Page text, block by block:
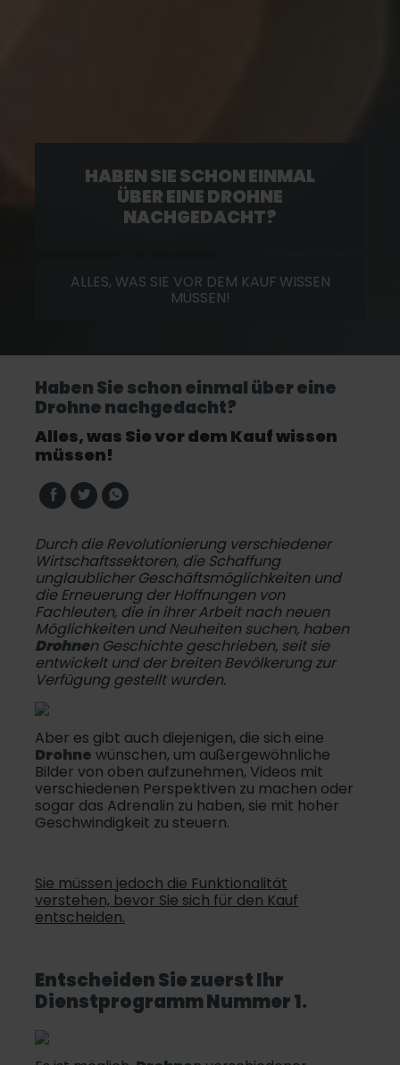
HABEN SIE SCHON EINMAL
ÜBER EINE DROHNE
NACHGEDACHT?
ALLES, WAS SIE VOR DEM KAUF WISSEN
MÜSSEN!
Haben Sie schon einmal über eine
Drohne nachgedacht?
Alles, was Sie vor dem Kauf wissen
müssen!
Durch die Revolutionierung verschiedener
Wirtschaftssektoren, die Schaffung
unglaublicher Geschäftsmöglichkeiten und
die Erneuerung der Hoffnungen von
Fachleuten, die in ihrer Arbeit nach neuen
Möglichkeiten und Neuheiten suchen, haben
Drohnen Geschichte geschrieben, seit sie
entwickelt und der breiten Bevölkerung zur
Verfügung gestellt wurden.
Aber es gibt auch diejenigen, die sich eine
Drohne wünschen, um außergewöhnliche
Bilder von oben aufzunehmen, Videos mit
verschiedenen Perspektiven zu machen oder
sogar das Adrenalin zu haben, sie mit hoher
Geschwindigkeit zu steuern.
Sie müssen jedoch die Funktionalität
verstehen, bevor Sie sich für den Kauf
entscheiden.
Entscheiden Sie zuerst Ihr
Dienstprogramm Nummer 1.